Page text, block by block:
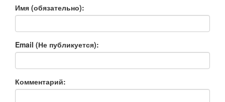
Имя (обязательно):
Email (Не публикуется):
Комментарий: